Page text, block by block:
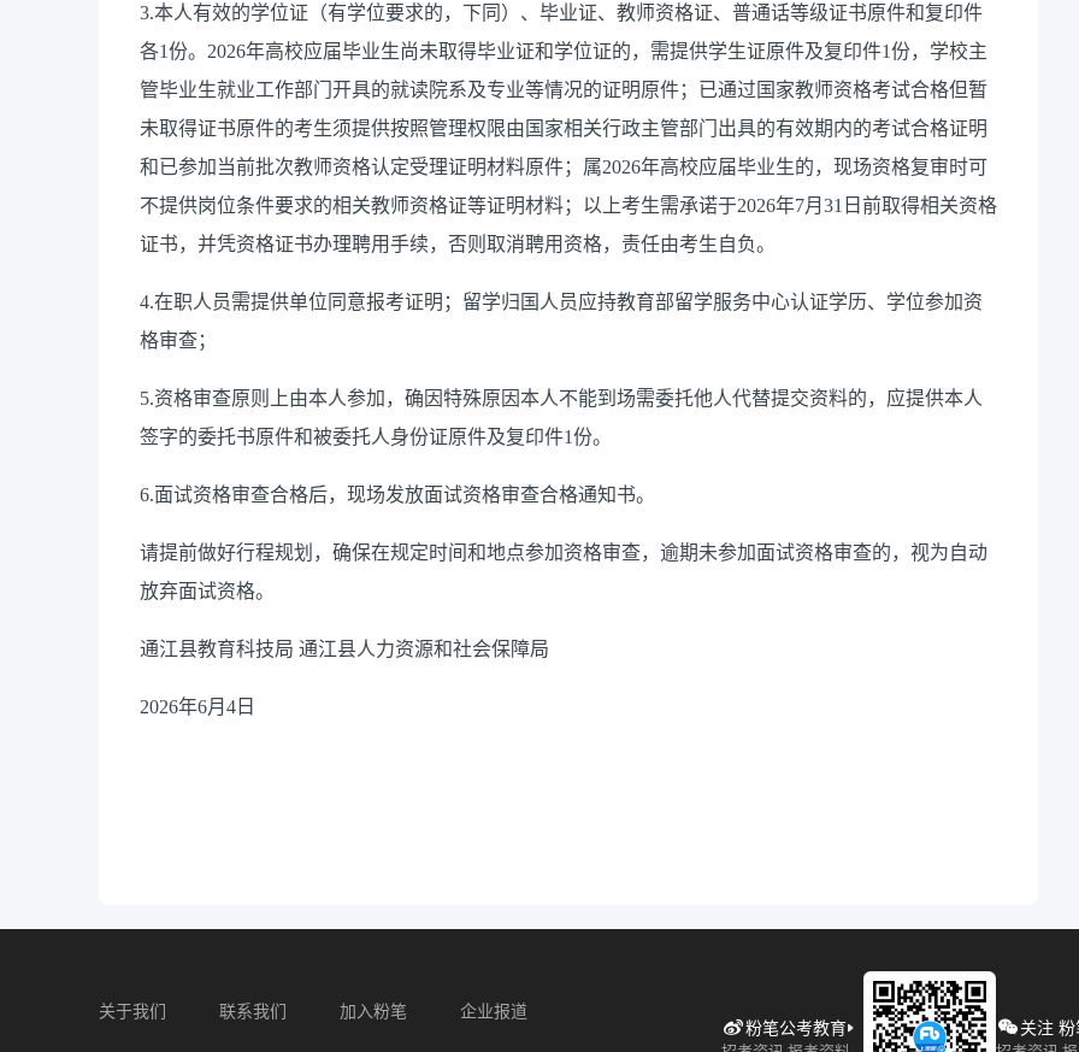
3.本人有效的学位证（有学位要求的，下同）、毕业证、教师资格证、普通话等级证书原件和复印件
各1份。2026年高校应届毕业生尚未取得毕业证和学位证的，需提供学生证原件及复印件1份，学校主
管毕业生就业工作部门开具的就读院系及专业等情况的证明原件；已通过国家教师资格考试合格但暂
未取得证书原件的考生须提供按照管理权限由国家相关行政主管部门出具的有效期内的考试合格证明
和已参加当前批次教师资格认定受理证明材料原件；属2026年高校应届毕业生的，现场资格复审时可
不提供岗位条件要求的相关教师资格证等证明材料；以上考生需承诺于2026年7月31日前取得相关资格
证书，并凭资格证书办理聘用手续，否则取消聘用资格，责任由考生自负。
4.在职人员需提供单位同意报考证明；留学归国人员应持教育部留学服务中心认证学历、学位参加资
格审查；
5.资格审查原则上由本人参加，确因特殊原因本人不能到场需委托他人代替提交资料的，应提供本人
签字的委托书原件和被委托人身份证原件及复印件1份。
6.面试资格审查合格后，现场发放面试资格审查合格通知书。
请提前做好行程规划，确保在规定时间和地点参加资格审查，逾期未参加面试资格审查的，视为自动
放弃面试资格。
通江县教育科技局 通江县人力资源和社会保障局
2026年6月4日
关于我们 联系我们 加入粉笔 企业报道
粉笔公考教育 关注